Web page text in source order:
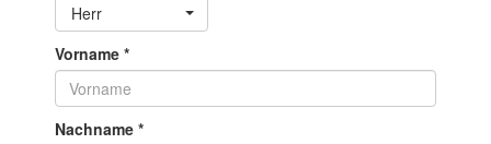
HerrToggle Dropdown
Vorname *
Nachname *